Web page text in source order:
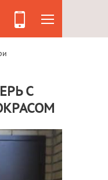
С